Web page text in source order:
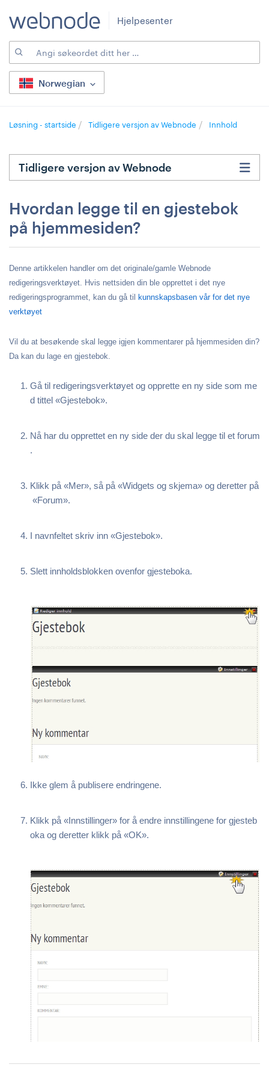
Hjelpesenter
Norwegian
Løsning - startside Tidligere versjon av Webnode Innhold
Hvordan legge til en gjestebok
på hjemmesiden?
Denne artikkelen handler om det originale/gamle Webnode
redigeringsverktøyet. Hvis nettsiden din ble opprettet i det nye
redigeringsprogrammet, kan du gå til
kunnskapsbasen vår for det nye
verktøyet
Vil du at besøkende skal legge igjen kommentarer på hjemmesiden din?
Da kan du lage en gjestebok.
Gå til redigeringsverktøyet og opprette en ny side som me
d tittel «Gjestebok».
Nå har du opprettet en ny side der du skal legge til et forum
.
Klikk på «Mer», så på «Widgets og skjema» og deretter på
«Forum».
I navnfeltet skriv inn «Gjestebok».
Slett innholdsblokken ovenfor gjesteboka.
Ikke glem å publisere endringene.
Klikk på «Innstillinger» for å endre innstillingene for gjesteb
oka og deretter klikk på «OK».
Tidligere versjon av Webnode